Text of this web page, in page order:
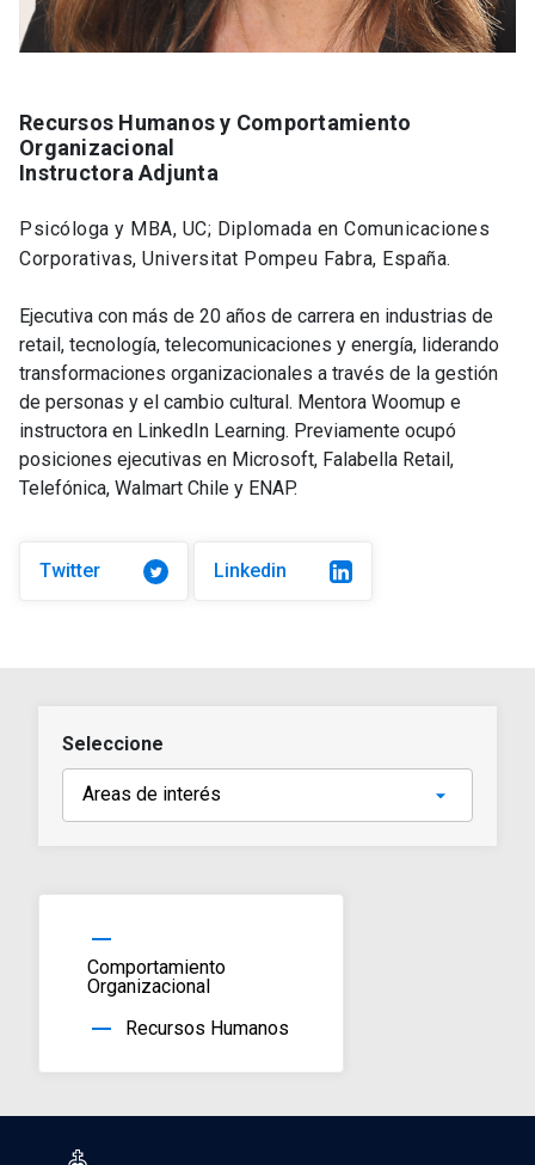
Recursos Humanos y Comportamiento
Organizacional
Instructora Adjunta
Psicóloga y MBA, UC; Diplomada en Comunicaciones
Corporativas, Universitat Pompeu Fabra, España.
Ejecutiva con más de 20 años de carrera en industrias de
retail, tecnología, telecomunicaciones y energía, liderando
transformaciones organizacionales a través de la gestión
de personas y el cambio cultural. Mentora Woomup e
instructora en LinkedIn Learning. Previamente ocupó
posiciones ejecutivas en Microsoft, Falabella Retail,
Telefónica, Walmart Chile y ENAP.
Twitter Linkedin
Seleccione
horizontal_rule
Comportamiento
Organizacional
horizontal_rule Recursos Humanos